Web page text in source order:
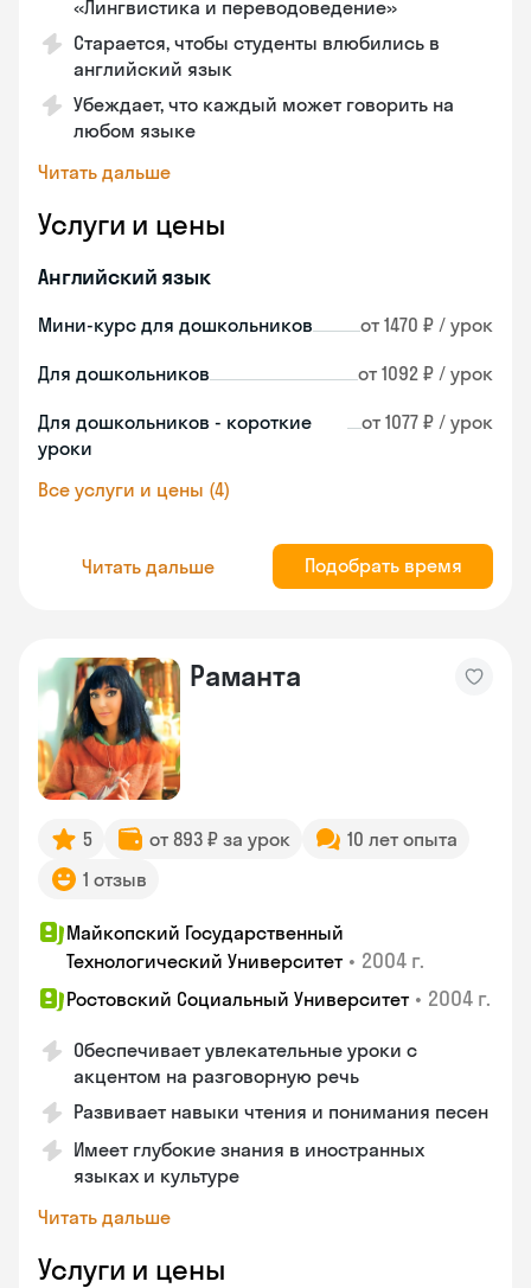
«Лингвистика и переводоведение»
Старается, чтобы студенты влюбились в
английский язык
Убеждает, что каждый может говорить на
любом языке
Читать дальше
Услуги и цены
Английский язык
Мини-курс для дошкольников от 1470 ₽ / урок
Для дошкольников от 1092 ₽ / урок
Для дошкольников - короткие
уроки
от 1077 ₽ / урок
Все услуги и цены (4)
Читать дальше Подобрать время
Раманта
5 от 893 ₽ за урок
10 лет опыта
1 отзыв
Майкопский Государственный
Технологический Университет • 2004 г.
Ростовский Социальный Университет • 2004 г.
Обеспечивает увлекательные уроки с
акцентом на разговорную речь
Развивает навыки чтения и понимания песен
Имеет глубокие знания в иностранных
языках и культуре
Читать дальше
Услуги и цены